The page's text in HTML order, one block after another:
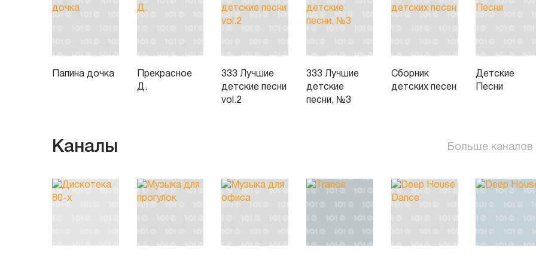
Папина дочка
Прекрасное
Д.
333 Лучшие
детские песни
vol.2
333 Лучшие
детские
песни, №3
Сборник
детских песен
Детские
Песни
Каналы Больше каналов